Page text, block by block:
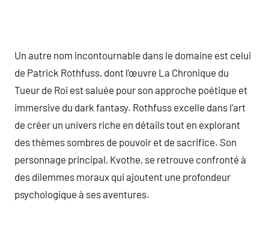
Un autre nom incontournable dans le domaine est celui
de Patrick Rothfuss, dont l’œuvre La Chronique du
Tueur de Roi est saluée pour son approche poétique et
immersive du dark fantasy. Rothfuss excelle dans l’art
de créer un univers riche en détails tout en explorant
des thèmes sombres de pouvoir et de sacrifice. Son
personnage principal, Kvothe, se retrouve confronté à
des dilemmes moraux qui ajoutent une profondeur
psychologique à ses aventures.